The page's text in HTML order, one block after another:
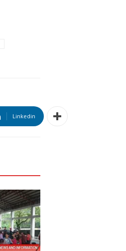
Linkedin